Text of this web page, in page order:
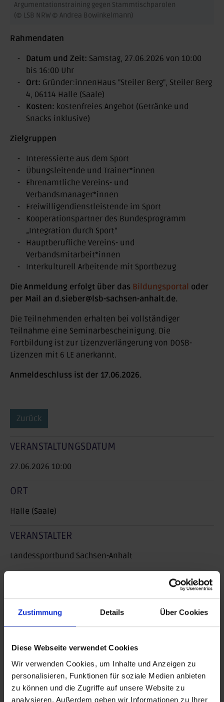
Zustimmung Details Über Cookies
Diese Webseite verwendet Cookies
Wir verwenden Cookies, um Inhalte und Anzeigen zu
personalisieren, Funktionen für soziale Medien anbieten
zu können und die Zugriffe auf unsere Website zu
analysieren. Außerdem geben wir Informationen zu Ihrer
Argumentationstraining gegen Stammtischparolen
(© LSB NRW © Andrea Bowinkelmann)
Rahmendaten
Datum und Zeit: Samstag, 27.06.2026 von 10:00
bis 16:00 Uhr
Ort: Gründer:innenHaus "Steiler Berg", Steiler Berg
4, 06114 Halle (Saale)
Kosten: kostenfreies Angebot (Getränke und
Snacks inklusive)
Zielgruppen
Interessierte aus dem Sport
Übungsleitende und Trainer*innen
Ehrenamtliche Vereins- und
Verbandsmanager*innen
Freiwilligendienstleistende im Sport
Kooperationspartner des Bundesprogramm
„Integration durch Sport“
Hauptberufliche Vereins- und
Verbandsmitarbeit*innen
Interkulturell Arbeitende mit Sportbezug
Die Anmeldung erfolgt über das Bildungsportal oder
per Mail an d.sieber@lsb-sachsen-anhalt.de.
Die Teilnehmenden erhalten bei vollständiger
Teilnahme eine Seminarbescheinigung. Die
Fortbildung ist zur Lizenzverlängerung von DOSB-
Lizenzen mit 6 LE anerkannt.
Anmeldeschluss ist der 17.06.2026.
Zurück
VERANSTALTUNGSDATUM
27.06.2026 10:00
ORT
Halle (Saale)
VERANSTALTER
Landessportbund Sachsen-Anhalt
posten
mail